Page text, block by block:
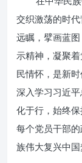
交织激荡的时
远瞩，擘画蓝
示精神，凝聚
民情怀，是新
深入学习习近
化于行，始终
每个党员干部
族伟大复兴中国